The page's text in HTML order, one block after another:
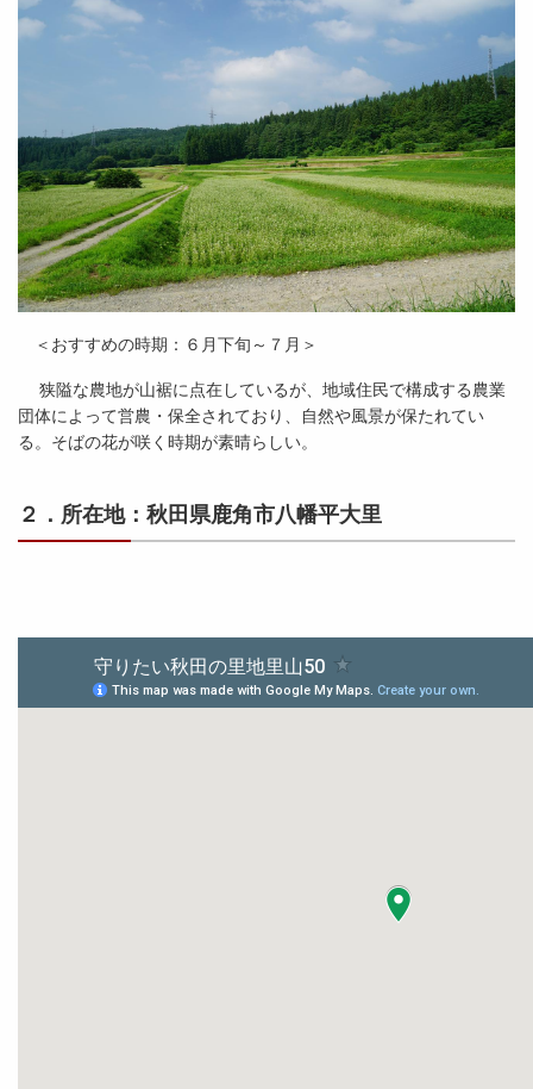
＜おすすめの時期：６月下旬～７月＞
狭隘な農地が山裾に点在しているが、地域住民で構成する農業
団体によって営農・保全されており、自然や風景が保たれてい
る。そばの花が咲く時期が素晴らしい。
２．所在地：秋田県鹿角市八幡平大里